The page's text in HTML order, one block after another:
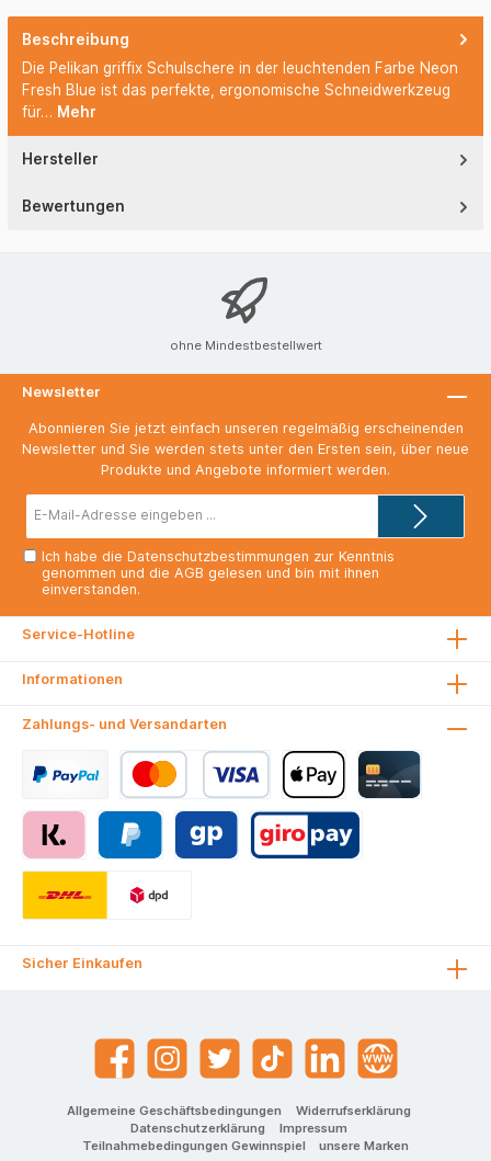
Beschreibung
Die Pelikan griffix Schulschere in der leuchtenden Farbe Neon
Fresh Blue ist das perfekte, ergonomische Schneidwerkzeug
für… Mehr
Hersteller
Bewertungen
ohne Mindestbestellwert
Newsletter
Abonnieren Sie jetzt einfach unseren regelmäßig erscheinenden
Newsletter und Sie werden stets unter den Ersten sein, über neue
Produkte und Angebote informiert werden.
Mail-
Ich habe die Datenschutzbestimmungen zur Kenntnis
genommen und die AGB gelesen und bin mit ihnen
einverstanden.
Service-Hotline
Informationen
Zahlungs- und Versandarten
Sicher Einkaufen
Allgemeine Geschäftsbedingungen
Widerrufserklärung
Datenschutzerklärung
Impressum
Teilnahmebedingungen Gewinnspiel
unsere Marken